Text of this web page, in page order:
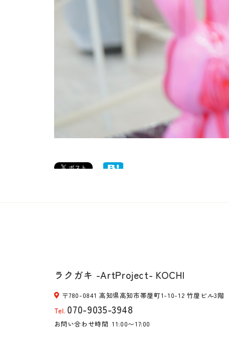
ラクガキ -ArtProject- KOCHI
〒780-0841 高知県高知市帯屋町1-10-12 竹屋ビル3階
Tel. 070-9035-3948
お問い合わせ時間 11:00〜17:00